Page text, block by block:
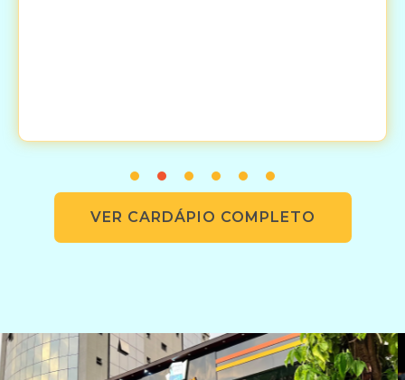
VER CARDÁPIO COMPLETO